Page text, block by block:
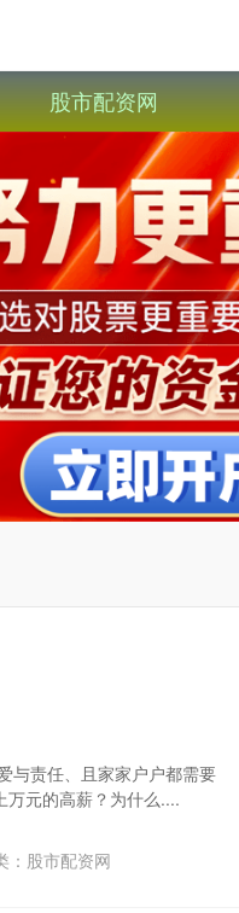
股市配资网
与责任、且家家户户都需要
元的高薪？为什么....
： 股市配资网